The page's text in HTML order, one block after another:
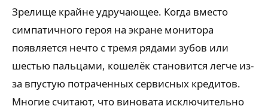
Зрелище крайне удручающее. Когда вместо
симпатичного героя на экране монитора
появляется нечто с тремя рядами зубов или
шестью пальцами, кошелёк становится легче из-
за впустую потраченных сервисных кредитов.
Многие считают, что виновата исключительно